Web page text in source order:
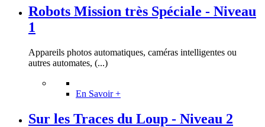
Robots Mission très Spéciale - Niveau
1
Appareils photos automatiques, caméras intelligentes ou
autres automates, (...)
En Savoir +
Sur les Traces du Loup - Niveau 2